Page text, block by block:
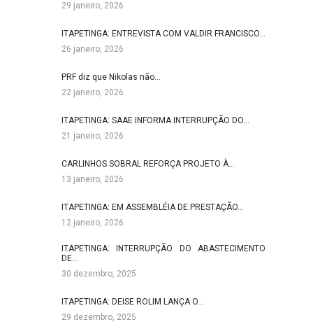
29 janeiro, 2026
ITAPETINGA: ENTREVISTA COM VALDIR FRANCISCO…
26 janeiro, 2026
PRF diz que Nikolas não…
22 janeiro, 2026
ITAPETINGA: SAAE INFORMA INTERRUPÇÃO DO…
21 janeiro, 2026
CARLINHOS SOBRAL REFORÇA PROJETO À…
13 janeiro, 2026
ITAPETINGA: EM ASSEMBLÉIA DE PRESTAÇÃO…
12 janeiro, 2026
ITAPETINGA: INTERRUPÇÃO DO ABASTECIMENTO
DE…
30 dezembro, 2025
ITAPETINGA: DEISE ROLIM LANÇA O…
29 dezembro, 2025